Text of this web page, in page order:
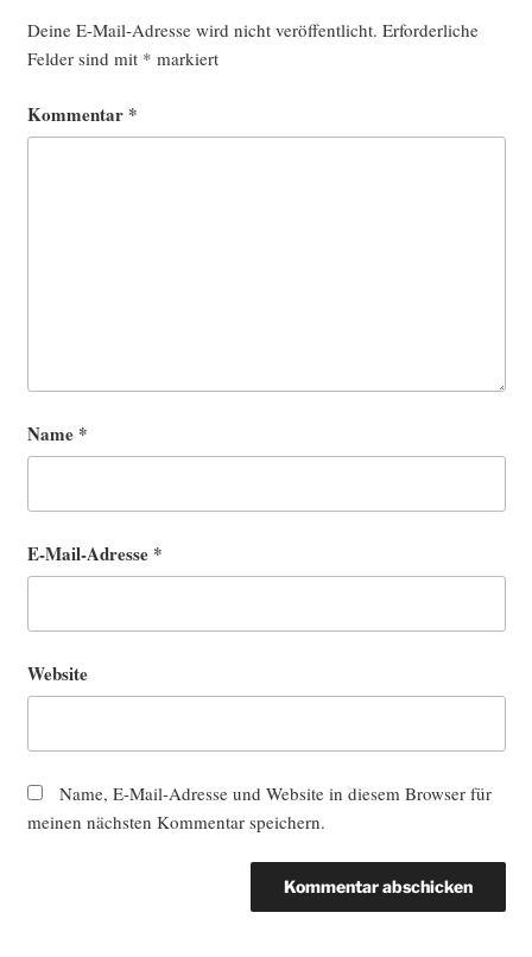
Deine E-Mail-Adresse wird nicht veröffentlicht. Erforderliche
Felder sind mit * markiert
Kommentar *
Name *
E-Mail-Adresse *
Website
Name, E-Mail-Adresse und Website in diesem Browser für
meinen nächsten Kommentar speichern.